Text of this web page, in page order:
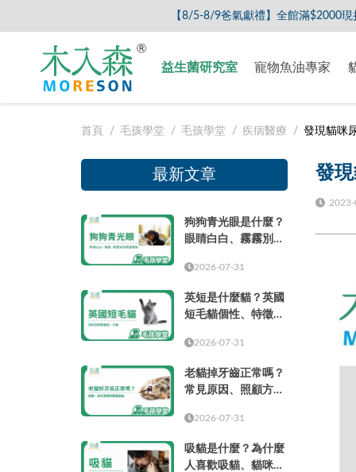
【8/5-8/9爸氣獻禮】全館滿$2000現折$200、滿
益生菌研究室 寵物魚油專家
首頁 毛孩學堂 毛孩學堂 疾病醫療 發現貓咪
發
最新文章
狗狗青光眼是什麼？
眼睛白白、霧霧別只
2026-07-31
英短是什麼貓？英國
短毛貓個性、特徵、
點2026-07-31
老貓掉牙齒正常嗎？
常見原因、照顧方式
2026-07-31
吸貓是什麼？為什麼
人喜歡吸貓、貓咪味